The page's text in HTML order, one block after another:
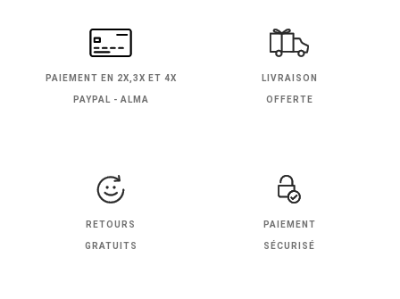
PAIEMENT EN 2X,3X ET 4X
PAYPAL - ALMA
LIVRAISON
OFFERTE
RETOURS
GRATUITS
PAIEMENT
SÉCURISÉ